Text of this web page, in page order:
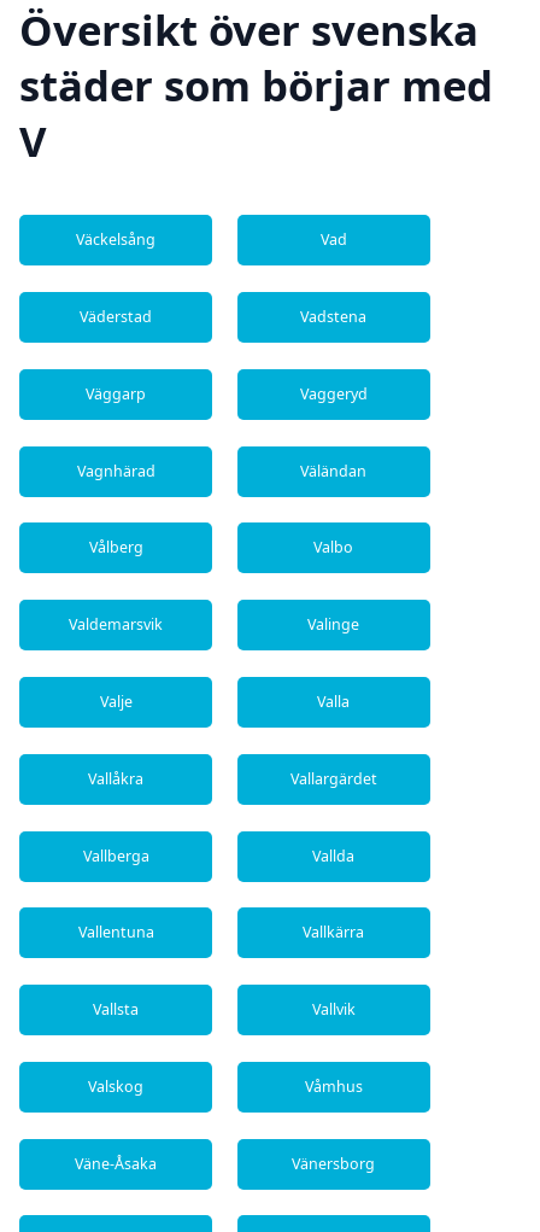
Översikt över svenska
städer som börjar med
V
Väckelsång Vad
Väderstad Vadstena
Väggarp Vaggeryd
Vagnhärad Väländan
Vålberg Valbo
Valdemarsvik Valinge
Valje Valla
Vallåkra Vallargärdet
Vallberga Vallda
Vallentuna Vallkärra
Vallsta Vallvik
Valskog Våmhus
Väne-Åsaka Vänersborg